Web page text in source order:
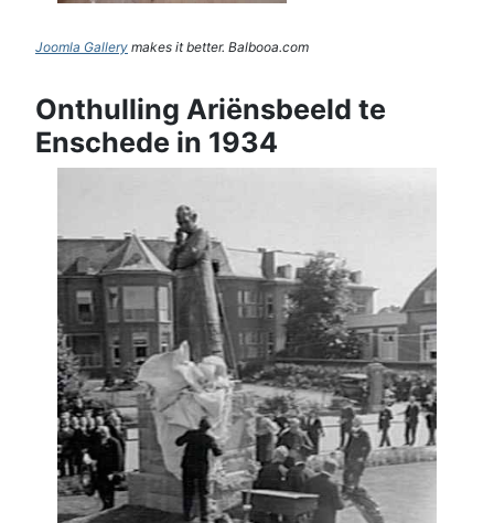
Joomla Gallery makes it better. Balbooa.com
Onthulling Ariënsbeeld te
Enschede in 1934